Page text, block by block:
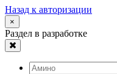
Назад к авторизации
×
Раздел в разработке